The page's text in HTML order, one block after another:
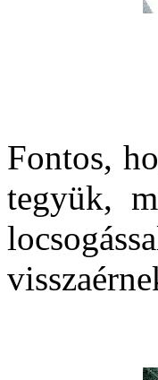
Fontos,
tegyük,